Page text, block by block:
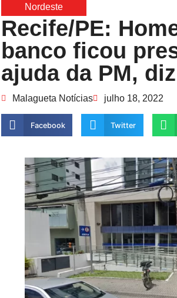
Nordeste
Recife/PE:
banco ficou
ajuda da PM, diz
Malagueta Notícias julho 18, 2022
Facebook Twitter